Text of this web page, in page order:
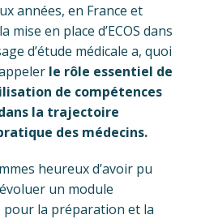
années, en France et
en place d’ECOS dans
d’étude médicale a, quoi
le rôle essentiel de
de compétences
la trajectoire
des médecins.
heureux d’avoir pu
un module
pour la préparation et la